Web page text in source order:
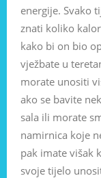
energije. Svako
znati koliko
kako bi on bio
vježbate u
morate unositi
ako se bavite
sala ili morate
namirnica koje
pak imate višak
svoje tijelo